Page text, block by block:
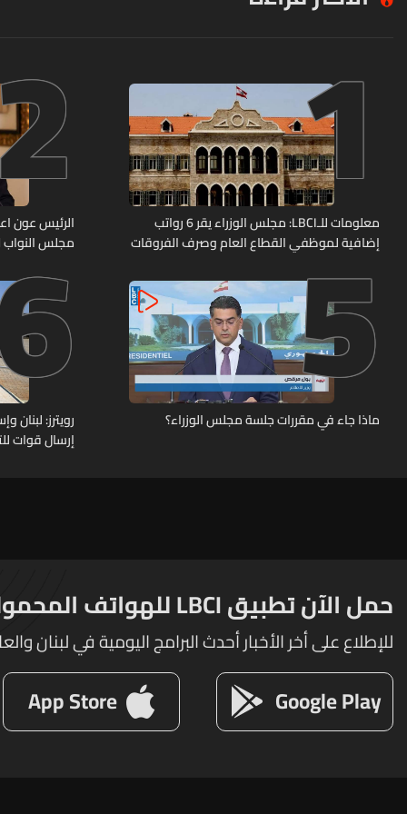
1
معلومات للـLBCI: مجلس الوزراء يقر 6 رواتب
إضافية لموظفي القطاع العام وصرف الفروقات
الرئيس عون
مجلس النواب
5
ماذا جاء في مقررات جلسة مجلس الوزراء؟
رويترز:
إرسال قوات
حمل الآن تطبيق LBCI للهواتف المحمولة
للإطلاع على أخر الأخبار أحدث البرامج اليومية في لبنان
Google Play
App Store